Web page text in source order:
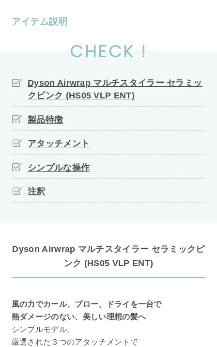
アイテム説明
CHECK !
Dyson Airwrap マルチスタイラー セラミッ
クピンク (HS05 VLP ENT)
製品特徴
アタッチメント
シンプルな操作
注釈
Dyson Airwrap マルチスタイラー セラミックピ
ンク (HS05 VLP ENT)
風の力でカール、ブロー、ドライを一台で
熱ダメージのない、美しい理想の髪へ
シンプルモデル。
厳選された３つのアタッチメントで